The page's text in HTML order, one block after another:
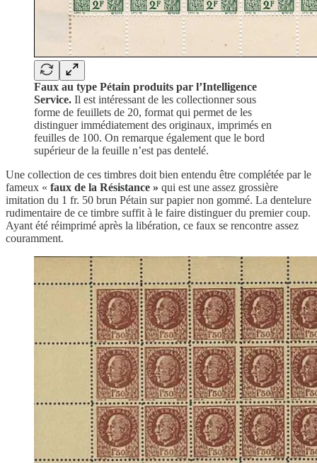
Faux au type Pétain produits par l’Intelligence
Service. Il est intéressant de les collectionner sous
forme de feuillets de 20, format qui permet de les
distinguer immédiatement des originaux, imprimés en
feuilles de 100. On remarque également que le bord
supérieur de la feuille n’est pas dentelé.
Une collection de ces timbres doit bien entendu être complétée par le
fameux « faux de la Résistance » qui est une assez grossière
imitation du 1 fr. 50 brun Pétain sur papier non gommé. La dentelure
rudimentaire de ce timbre suffit à le faire distinguer du premier coup.
Ayant été réimprimé après la libération, ce faux se rencontre assez
couramment.